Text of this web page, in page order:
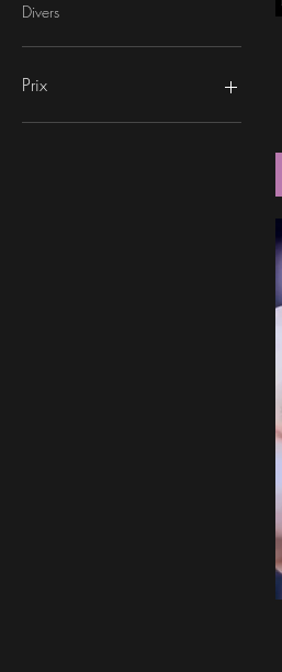
Divers
Prix